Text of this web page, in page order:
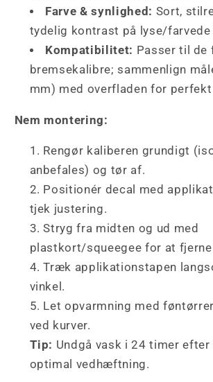
Farve & synlighed: Sort,
tydelig kontrast på lyse/farvede
Kompatibilitet: Passer til de
bremsekalibre; sammenlign
mm) med overfladen for
Nem montering:
Rengør kaliberen grundigt
anbefales) og tør af.
Positionér decal med
tjek justering.
Stryg fra midten og ud med
plastkort/squeegee for at
Træk applikationstapen
vinkel.
Let opvarmning med
ved kurver.
Tip: Undgå vask i 24 timer
optimal vedhæftning.